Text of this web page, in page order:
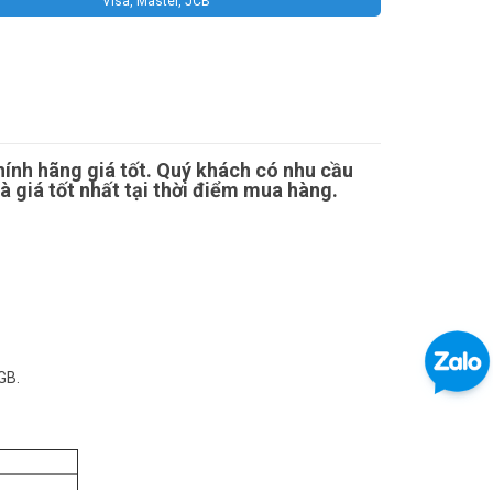
hãng giá tốt. Quý khách có nhu cầu
giá tốt nhất tại thời điểm mua hàng.